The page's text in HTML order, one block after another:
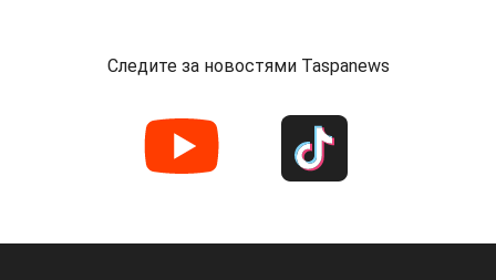
Следите за новостями Taspanews